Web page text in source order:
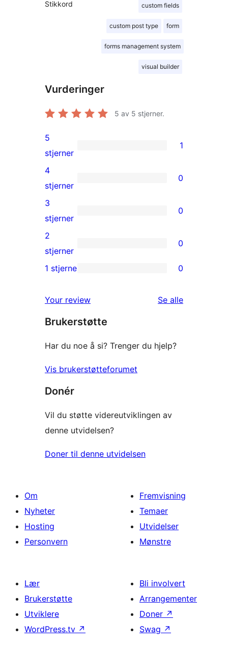
Stikkord custom fields
custom post type form
forms management system
visual builder
Vurderinger
5 av 5 stjerner.
1
5-
star
review
5
stjerner
1
0
4-
star
reviews
4
stjerner
0
0
3-
star
reviews
3
stjerner
0
0
2-
reviews
2
stjerner
0
star
reviews
1 stjerne 0
Your review Se alleomtalene
Brukerstøtte
Har du noe å si? Trenger du hjelp?
Vis brukerstøtteforumet
Donér
Vil du støtte videreutviklingen av
denne utvidelsen?
Doner til denne utvidelsen
Om
Nyheter
Hosting
Personvern
Fremvisning
Temaer
Utvidelser
Mønstre
Lær
Brukerstøtte
Utviklere
WordPress.tv ↗
Bli involvert
Arrangementer
Doner ↗
Swag ↗